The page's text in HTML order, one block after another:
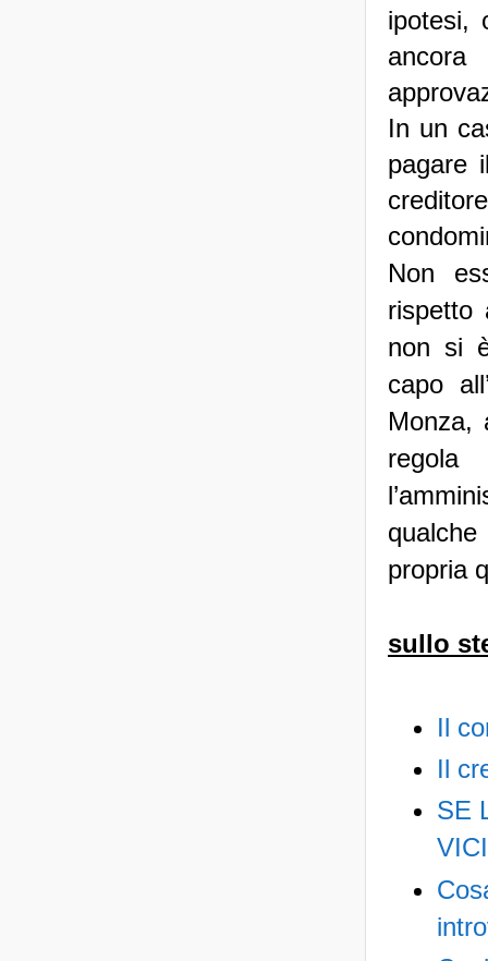
ipotesi,
In un
pagare
Non
rispetto
non si
capo
Monza,
regola
propria
sullo
Il
Il
SE